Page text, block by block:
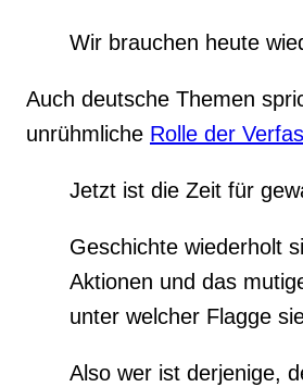
Wir brauchen heute
Auch deutsche Themen
unrühmliche Rolle der
Jetzt ist die Zeit für
Geschichte wiederholt
Aktionen und das
unter welcher Flagge
Also wer ist derjenige,